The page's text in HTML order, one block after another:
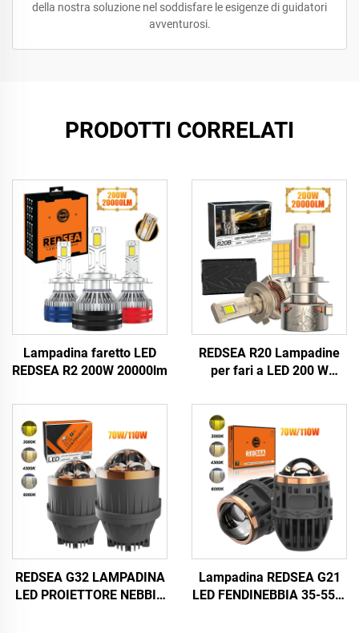
della nostra soluzione nel soddisfare le esigenze di guidatori
avventurosi.
PRODOTTI CORRELATI
Lampadina faretto LED
REDSEA R2 200W 20000lm
REDSEA R20 Lampadine
per fari a LED 200 W
REDSEA G32 LAMPADINA
LED PROIETTORE NEBBIA
Lampadina REDSEA G21
LED FENDINEBBIA 35-55W